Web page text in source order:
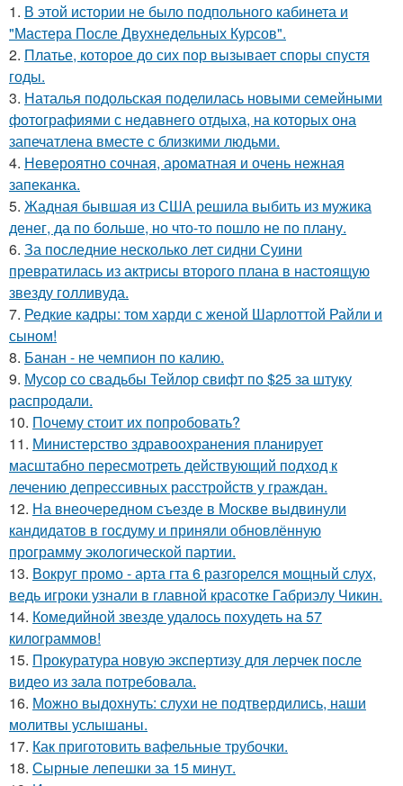
1. В этой истории не было подпольного кабинета и
"Мастера После Двухнедельных Курсов".
2. Платье, которое до сих пор вызывает споры спустя
годы.
3. Наталья подольская поделилась новыми семейными
фотографиями с недавнего отдыха, на которых она
запечатлена вместе с близкими людьми.
4. Невероятно сочная, ароматная и очень нежная
запеканка.
5. Жадная бывшая из США решила выбить из мужика
денег, да по больше, но что-то пошло не по плану.
6. За последние несколько лет сидни Суини
превратилась из актрисы второго плана в настоящую
звезду голливуда.
7. Редкие кадры: том харди с женой Шарлоттой Райли и
сыном!
8. Банан - не чемпион по калию.
9. Мусор со свадьбы Тейлор свифт по $25 за штуку
распродали.
10. Почему стоит их попробовать?
11. Министерство здравоохранения планирует
масштабно пересмотреть действующий подход к
лечению депрессивных расстройств у граждан.
12. На внеочередном съезде в Москве выдвинули
кандидатов в госдуму и приняли обновлённую
программу экологической партии.
13. Вокруг промо - арта гта 6 разгорелся мощный слух,
ведь игроки узнали в главной красотке Габриэлу Чикин.
14. Комедийной звезде удалось похудеть на 57
килограммов!
15. Прокуратура новую экспертизу для лерчек после
видео из зала потребовала.
16. Можно выдохнуть: слухи не подтвердились, наши
молитвы услышаны.
17. Как приготовить вафельные трубочки.
18. Сырные лепешки за 15 минут.